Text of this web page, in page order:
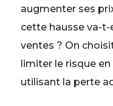
augmenter ses
cette hausse va-
ventes ? On
limiter le risque
utilisant la perte